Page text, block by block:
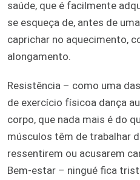
saúde, que é facilmente
se esqueça de, antes de
caprichar no aquecimento,
alongamento.
Resistência – como uma
de exercício físicoa dança
corpo, que nada mais é do
músculos têm de trabalhar
ressentirem ou acusarem
Bem-estar – ningué fica